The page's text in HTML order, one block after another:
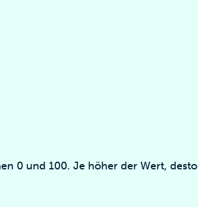
0 und 100. Je höher der Wert, desto